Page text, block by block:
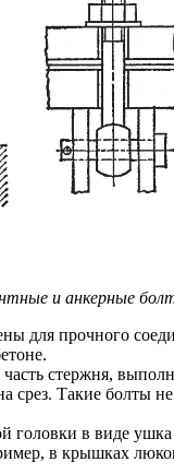
и анкерные
для прочного
стержня,
срез. Такие
головки в виде
в крышках